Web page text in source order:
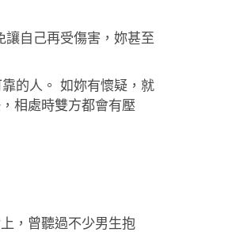
自己再受傷害，妳甚至
的人。 如妳有懷疑，就
相處時雙方都會有壓
，曾聽過不少男生抱